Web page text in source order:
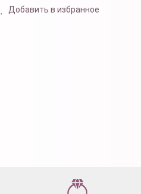
Добавить в избранное